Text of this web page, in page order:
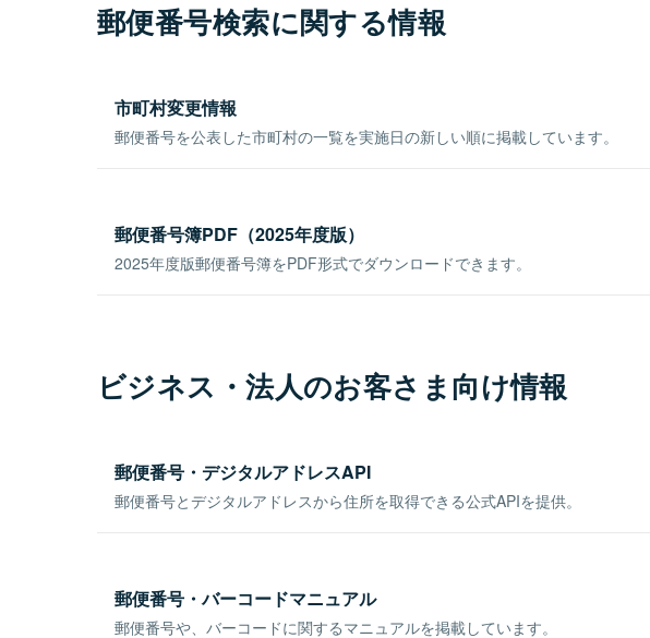
郵便番号検索に関する情報
市町村変更情報
郵便番号を公表した市町村の一覧を実施日の新しい順に掲載しています。
郵便番号簿PDF（2025年度版）
2025年度版郵便番号簿をPDF形式でダウンロードできます。
ビジネス・法人のお客さま向け情報
郵便番号・デジタルアドレスAPI
郵便番号とデジタルアドレスから住所を取得できる公式APIを提供。
郵便番号・バーコードマニュアル
郵便番号や、バーコードに関するマニュアルを掲載しています。